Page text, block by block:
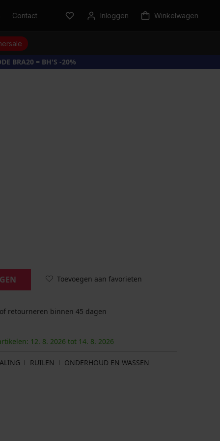
Contact Inloggen Winkelwagen
BRA20 = BH'S -20%
Toevoegen aan favorieten
retourneren binnen 45 dagen
12. 8. 2026 tot 14. 8. 2026
RUILEN ONDERHOUD EN WASSEN